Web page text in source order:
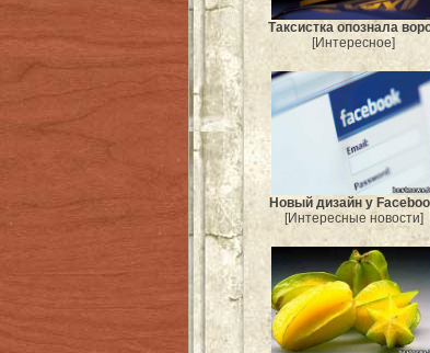
Таксистка опознала
[Интересное]
Новый дизайн у
[Интересные новости]